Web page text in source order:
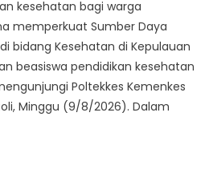
kesehatan bagi warga
memperkuat Sumber Daya
bidang Kesehatan di Kepulauan
beasiswa pendidikan kesehatan
Poltekkes Kemenkes
Minggu (9/8/2026). Dalam